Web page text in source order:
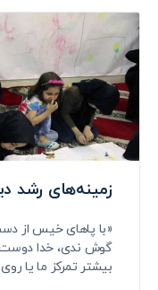
زمینه‌های رشد
«با پاهای خیس از
گوش ندی، خدا دوست
بیشتر تمرکز ما یا